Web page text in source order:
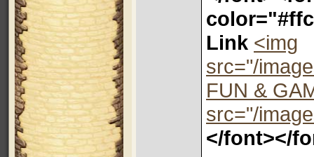
Link <img
src="/
FUN &
src="/
</font></